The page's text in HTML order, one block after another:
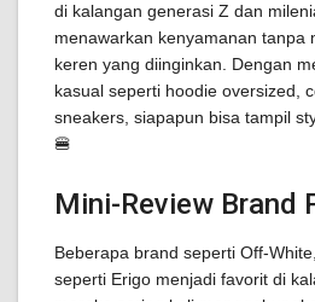
di kalangan generasi Z dan
menawarkan kenyamanan tanpa
keren yang diinginkan. Dengan
kasual seperti hoodie oversized,
sneakers, siapapun bisa tampil
🍔
Mini-Review Brand
Beberapa brand seperti Off-
seperti Erigo menjadi favorit di